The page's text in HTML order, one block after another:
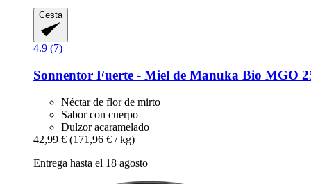
Cesta
4.9 (7)
Sonnentor Fuerte -​ Miel de Manuka Bio MGO
Néctar de flor de mirto
Sabor con cuerpo
Dulzor acaramelado
42,99 € (171,96 € / kg)
Entrega hasta el 18 agosto